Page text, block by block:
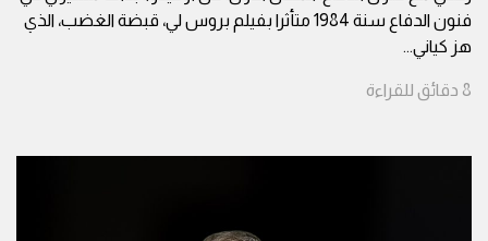
فنون الدفاع سنة 1984 متأثرا بفيلم بروس لي، قبضة الغضب، الذي
هز كياني...
8 دقائق للقراءة